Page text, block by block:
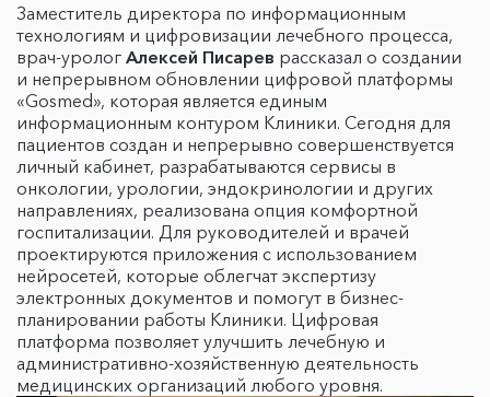
Заместитель директора по информационным
технологиям и цифровизации лечебного процесса,
врач-уролог Алексей Писарев рассказал о создании
и непрерывном обновлении цифровой платформы
«Gosmed», которая является единым
информационным контуром Клиники. Сегодня для
пациентов создан и непрерывно совершенствуется
личный кабинет, разрабатываются сервисы в
онкологии, урологии, эндокринологии и других
направлениях, реализована опция комфортной
госпитализации. Для руководителей и врачей
проектируются приложения с использованием
нейросетей, которые облегчат экспертизу
электронных документов и помогут в бизнес-
планировании работы Клиники. Цифровая
платформа позволяет улучшить лечебную и
административно-хозяйственную деятельность
медицинских организаций любого уровня.